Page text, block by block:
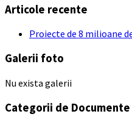
Articole recente
Proiecte de 8 milioane
Galerii foto
Nu exista galerii
Categorii de Documente